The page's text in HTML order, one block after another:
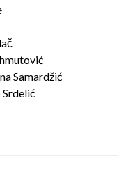
Samardžić